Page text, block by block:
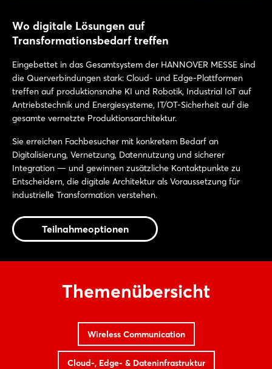
Wo digitale Lösungen auf
Transformationsbedarf treffen
Eingebettet in das Gesamtsystem der HANNOVER MESSE sind
die Querverbindungen stark: Cloud- und Edge-Plattformen
treffen auf produktionsnahe KI und Robotik, Industrial IoT auf
Antriebstechnik und Energiesysteme, IT/OT-Sicherheit auf die
gesamte vernetzte Produktionsarchitektur.
Sie erreichen Fachbesucher mit konkretem Bedarf an
Digitalisierung, Vernetzung, Datennutzung und sicherer
Integration — und gewinnen zusätzliche Kontaktpunkte zu
Entscheidern, die digitale Architektur als Voraussetzung für
industrielle Transformation verstehen.
Teilnahmeoptionen
Themenübersicht
Wireless Communication
Cloud-, Edge- & Dateninfrastruktur